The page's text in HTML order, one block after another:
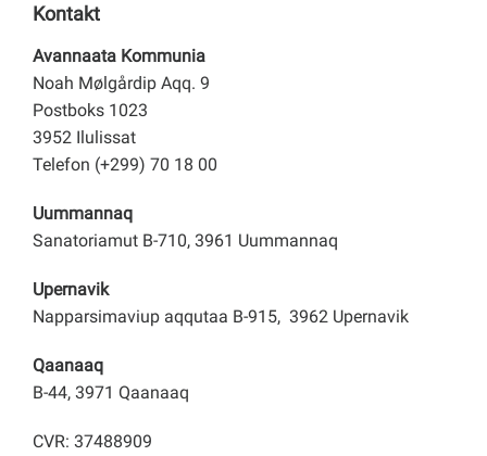
Kontakt
Avannaata Kommunia
Noah Mølgårdip Aqq. 9
Postboks 1023
3952 Ilulissat
Telefon (+299) 70 18 00
Uummannaq
Sanatoriamut B-710, 3961 Uummannaq
Upernavik
Napparsimaviup aqqutaa B-915, 3962 Upernavik
Qaanaaq
B-44, 3971 Qaanaaq
CVR: 37488909